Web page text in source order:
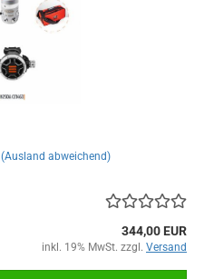
(Ausland abweichend)
344,00 EUR
inkl. 19% MwSt. zzgl. Versand